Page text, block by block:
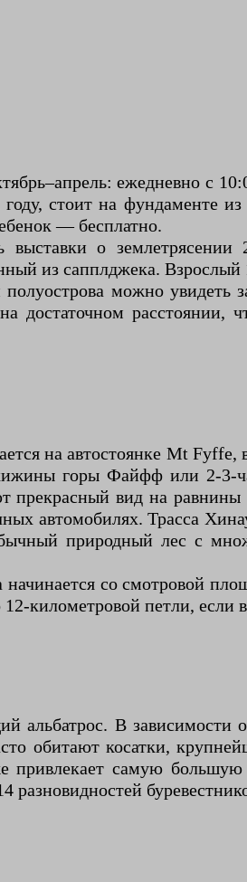
ежедневно с
стоит на фундаменте
— бесплатно.
о землетрясении
из сапплджека. Взрослый
можно увидеть
достаточном
на автостоянке Mt
горы Файфф или 2-3-
вид на равнины
автомобилях. Трасса
природный лес с
со смотровой
километровой петли, если
альбатрос. В
обитают косатки,
самую